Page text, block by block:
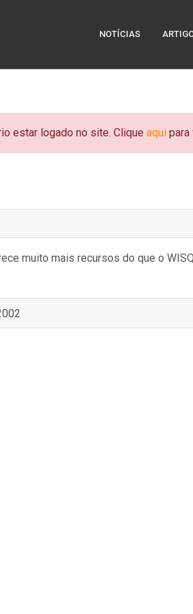
NOTÍCIAS
estar logado no site. Clique aquipara
muito mais recursos do que o